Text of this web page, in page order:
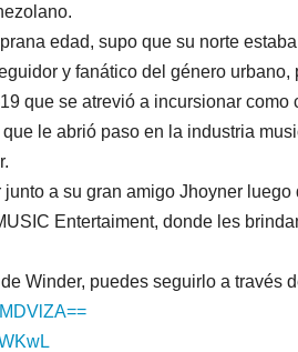
edad, supo que su norte
y fanático del género
que se atrevió a incursionar como
que le abrió paso en la industria
junto a su gran amigo Jhoyner
Entertaiment, donde les
Winder, puedes seguirlo a través